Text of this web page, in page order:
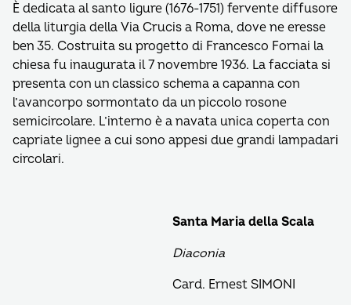
È dedicata al santo ligure (1676-1751) fervente diffusore
della liturgia della Via Crucis a Roma, dove ne eresse
ben 35. Costruita su progetto di Francesco Fornai la
chiesa fu inaugurata il 7 novembre 1936. La facciata si
presenta con un classico schema a capanna con
l’avancorpo sormontato da un piccolo rosone
semicircolare. L’interno è a navata unica coperta con
capriate lignee a cui sono appesi due grandi lampadari
circolari.
Santa Maria della Scala
Diaconia
Card. Ernest SIMONI